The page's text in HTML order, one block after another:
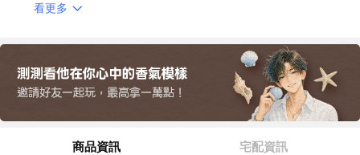
看更多
商品資訊 宅配資訊